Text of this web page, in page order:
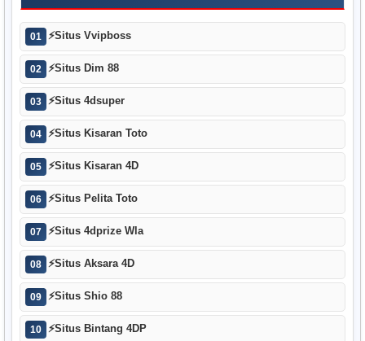
01 ⚡Situs Vvipboss
02 ⚡Situs Dim 88
03 ⚡Situs 4dsuper
04 ⚡Situs Kisaran Toto
05 ⚡Situs Kisaran 4D
06 ⚡Situs Pelita Toto
07 ⚡Situs 4dprize Wla
08 ⚡Situs Aksara 4D
09 ⚡Situs Shio 88
10 ⚡Situs Bintang 4DP